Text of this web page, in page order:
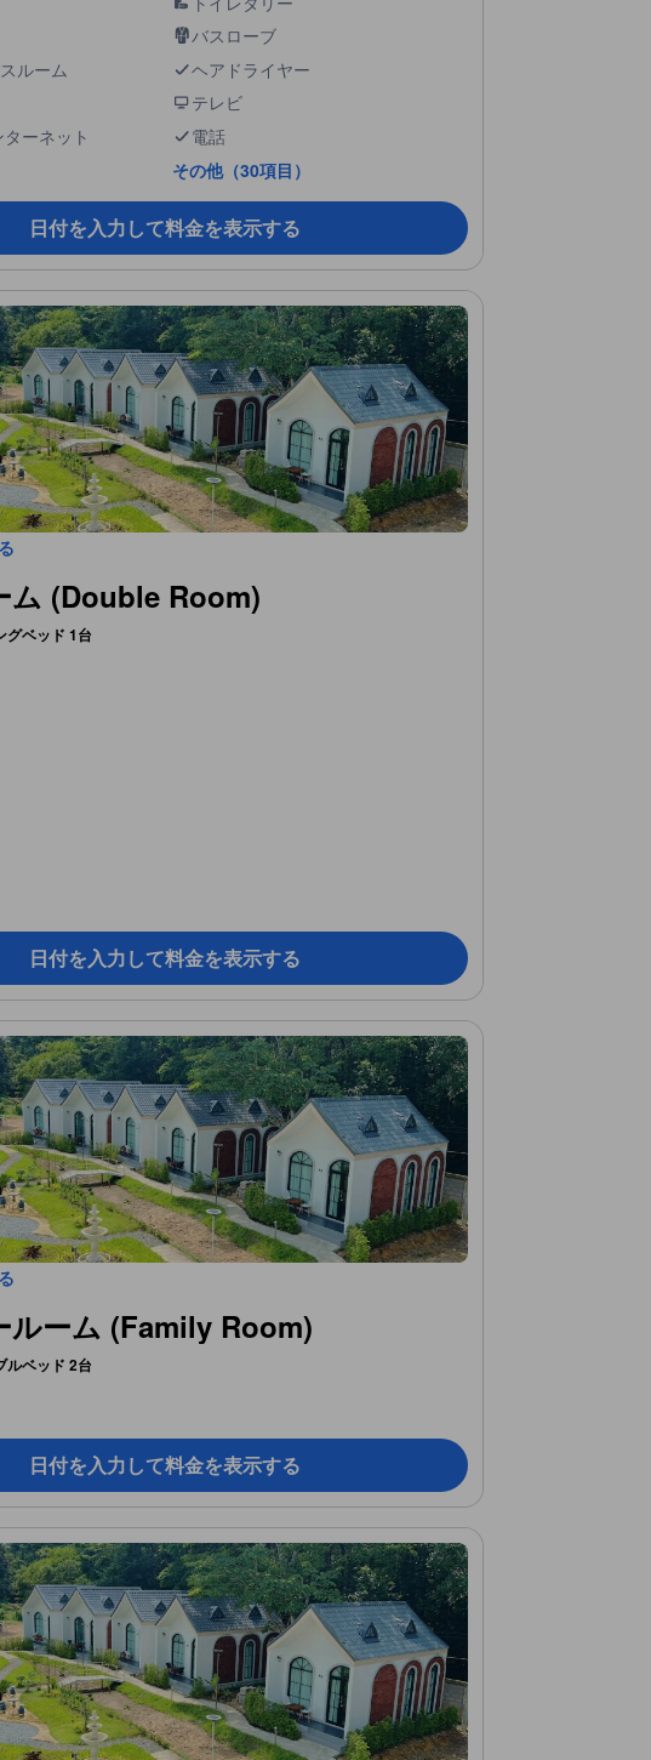
バスローブ
ルーム ヘアドライヤー
テレビ
ーネット 電話
その他（30項目）
日付を入力して料金を表示する
ム (Double Room)
グベッド 1台
日付を入力して料金を表示する
ルーム (Family Room)
ルベッド 2台
日付を入力して料金を表示する